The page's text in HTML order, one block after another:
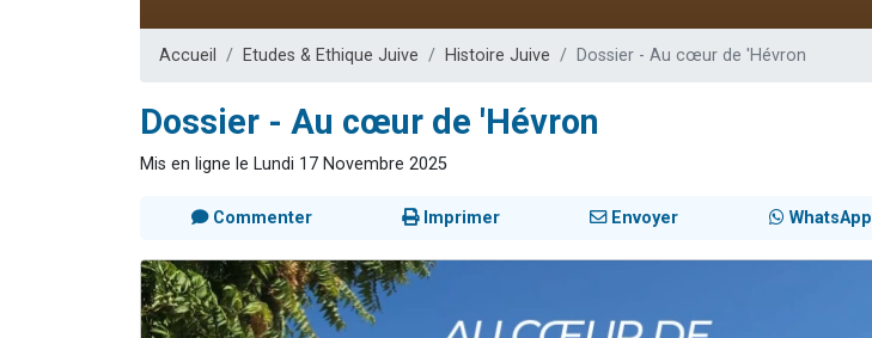
Accueil Etudes & Ethique Juive Histoire Juive Dossier - Au cœur de 'Hévron
Dossier - Au cœur de 'Hévron
Mis en ligne le Lundi 17 Novembre 2025
Commenter Imprimer Envoyer WhatsApp